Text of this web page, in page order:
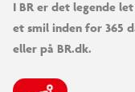
Vi er klar til at
eller få hjælp via chat
betjening.